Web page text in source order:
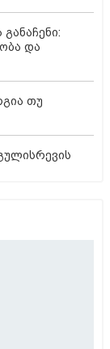
და
თუ